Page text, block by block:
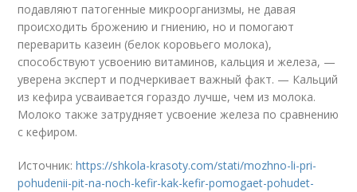
подавляют патогенные микроорганизмы, не давая
происходить брожению и гниению, но и помогают
переварить казеин (белок коровьего молока),
способствуют усвоению витаминов, кальция и железа, —
уверена эксперт и подчеркивает важный факт. — Кальций
из кефира усваивается гораздо лучше, чем из молока.
Молоко также затрудняет усвоение железа по сравнению
с кефиром.
Источник:https://shkola-krasoty.com/stati/mozhno-li-pri-
pohudenii-pit-na-noch-kefir-kak-kefir-pomogaet-pohudet-